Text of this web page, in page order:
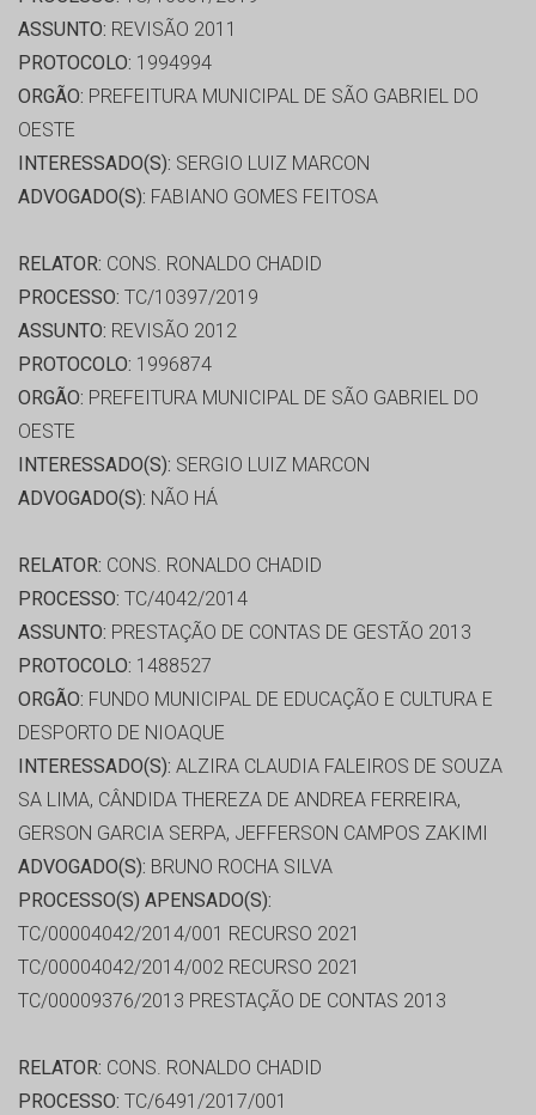
ASSUNTO: REVISÃO 2011
PROTOCOLO: 1994994
ORGÃO: PREFEITURA MUNICIPAL DE SÃO GABRIEL DO
OESTE
INTERESSADO(S): SERGIO LUIZ MARCON
ADVOGADO(S): FABIANO GOMES FEITOSA
RELATOR: CONS. RONALDO CHADID
PROCESSO: TC/10397/2019
ASSUNTO: REVISÃO 2012
PROTOCOLO: 1996874
ORGÃO: PREFEITURA MUNICIPAL DE SÃO GABRIEL DO
OESTE
INTERESSADO(S): SERGIO LUIZ MARCON
ADVOGADO(S): NÃO HÁ
RELATOR: CONS. RONALDO CHADID
PROCESSO: TC/4042/2014
ASSUNTO: PRESTAÇÃO DE CONTAS DE GESTÃO 2013
PROTOCOLO: 1488527
ORGÃO: FUNDO MUNICIPAL DE EDUCAÇÃO E CULTURA E
DESPORTO DE NIOAQUE
INTERESSADO(S): ALZIRA CLAUDIA FALEIROS DE SOUZA
SA LIMA, CÂNDIDA THEREZA DE ANDREA FERREIRA,
GERSON GARCIA SERPA, JEFFERSON CAMPOS ZAKIMI
ADVOGADO(S): BRUNO ROCHA SILVA
PROCESSO(S) APENSADO(S):
TC/00004042/2014/001 RECURSO 2021
TC/00004042/2014/002 RECURSO 2021
TC/00009376/2013 PRESTAÇÃO DE CONTAS 2013
RELATOR: CONS. RONALDO CHADID
PROCESSO: TC/6491/2017/001